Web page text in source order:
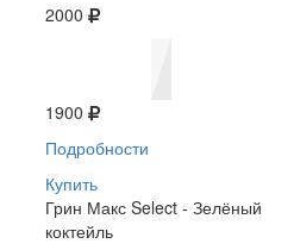
2000
1900
Подробности
Купить
Грин Макс Select - Зелёный
коктейль